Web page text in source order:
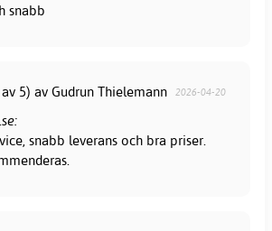
snabb
5) av Gudrun Thielemann 2026-04-20
snabb leverans och bra priser.